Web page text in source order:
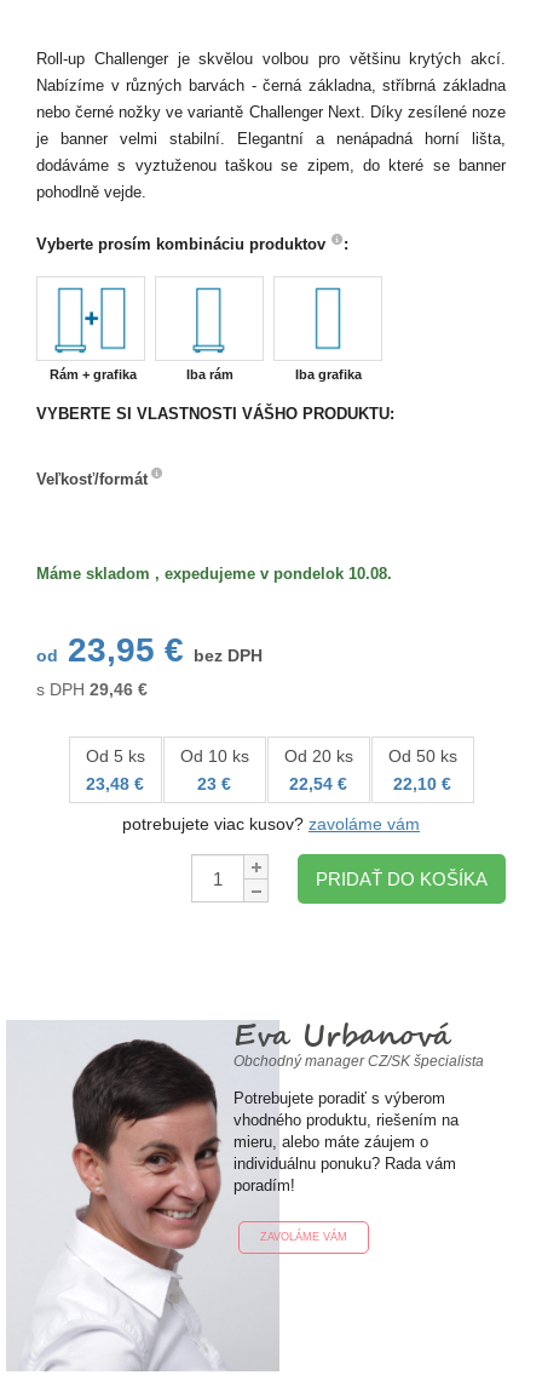
Roll-up Challenger je skvělou volbou pro většinu krytých akcí.
Nabízíme v různých barvách - černá základna, stříbrná základna
nebo černé nožky ve variantě Challenger Next. Díky zesílené noze
je banner velmi stabilní. Elegantní a nenápadná horní lišta,
dodáváme s vyztuženou taškou se zipem, do které se banner
pohodlně vejde.
Vyberte prosím kombináciu produktov :
Rám + grafika Iba rám Iba grafika
VYBERTE SI VLASTNOSTI VÁŠHO PRODUKTU:
Veľkosť/formát
Máme skladom , expedujeme v pondelok 10.08.
od 23,95 €
bez DPH
s DPH 29,46 €
Od 5 ks
23,48 €
Od 10 ks
23 €
Od 20 ks
22,54 €
Od 50 ks
22,10 €
potrebujete viac kusov? zavoláme vám
Množstvo:
PRIDAŤ DO KOŠÍKA
Eva Urbanová
Obchodný manager CZ/SK špecialista
Potrebujete poradiť s výberom
vhodného produktu, riešením na
mieru, alebo máte záujem o
individuálnu ponuku? Rada vám
poradím!
ZAVOLÁME VÁM